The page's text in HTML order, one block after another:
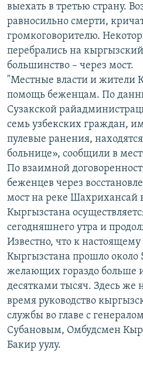
выехать в третью страну.
равносильно смерти,
громкоговорителю.
перебрались на
большинство – через мост.
"Местные власти и жители
помощь беженцам. По
Сузакской
семь узбекских граждан,
пулевые ранения,
больнице», сообщили в
По взаимной
беженцев через
мост на реке Шахрихансай
Кыргызстана
сегодняшнего утра и
Известно, что к
Кыргызстана прошло около
желающих гораздо больше
десятками тысяч. Здесь же
время руководство
службы во главе с
Субановым, Омбудсмен
Бакир уулу.